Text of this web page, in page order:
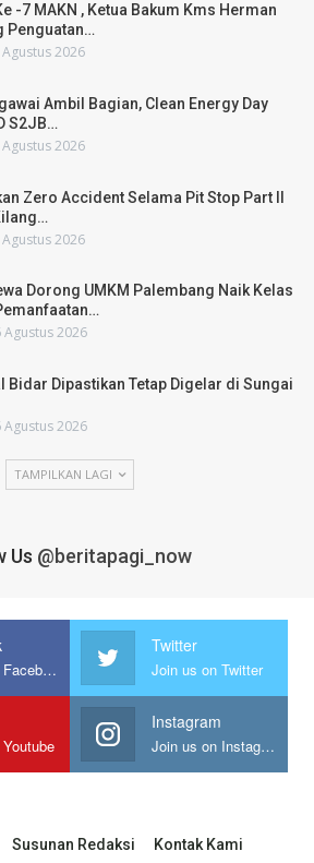
-7 MAKN , Ketua Bakum Kms Herman
Penguatan…
Agustus 2026
Ambil Bagian, Clean Energy Day
S2JB…
Agustus 2026
Zero Accident Selama Pit Stop Part II
Agustus 2026
Dorong UMKM Palembang Naik Kelas
Agustus 2026
Bidar Dipastikan Tetap Digelar di Sungai
Agustus 2026
TAMPILKAN LAGI
Us @beritapagi_now
Join us on Facebook
Twitter
Join us on Twitter
Instagram
Join us on Instagram
Susunan Redaksi Kontak Kami